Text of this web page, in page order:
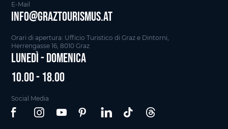
E-Mail
info@graztourismus.at
Orari di apertura: Ufficio Turistico di Graz e Dintorni,
Herrengasse 16, 8010 Graz
Lunedì - Domenica
10.00 - 18.00
Social Media